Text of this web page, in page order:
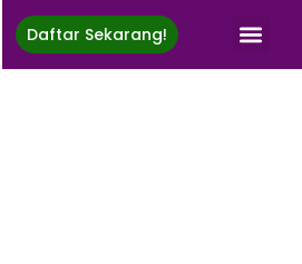
Daftar Sekarang!